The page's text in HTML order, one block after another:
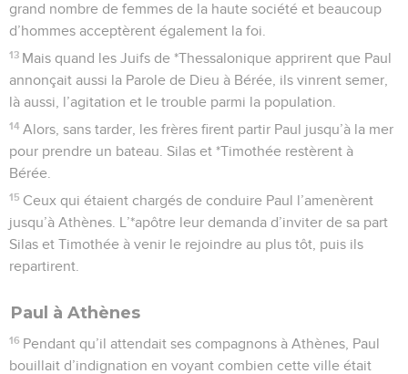
grand nombre de femmes de la haute société et beaucoup
d’hommes acceptèrent également la foi.
13 Mais quand les Juifs de *Thessalonique apprirent que Paul
annonçait aussi la Parole de Dieu à Bérée, ils vinrent semer,
là aussi, l’agitation et le trouble parmi la population.
14 Alors, sans tarder, les frères firent partir Paul jusqu’à la mer
pour prendre un bateau. Silas et *Timothée restèrent à
Bérée.
15 Ceux qui étaient chargés de conduire Paul l’amenèrent
jusqu’à Athènes. L’*apôtre leur demanda d’inviter de sa part
Silas et Timothée à venir le rejoindre au plus tôt, puis ils
repartirent.
Paul à Athènes
16 Pendant qu’il attendait ses compagnons à Athènes, Paul
bouillait d’indignation en voyant combien cette ville était